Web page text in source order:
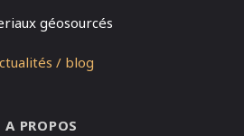
géosourcés
/ blog
A PROPOS